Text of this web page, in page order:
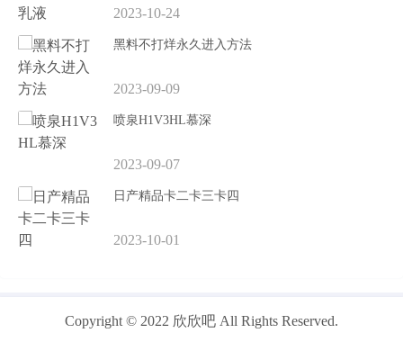
2023-10-24
黑料不打烊永久进入方法
2023-09-09
喷泉H1V3HL慕深
2023-09-07
日产精品卡二卡三卡四
2023-10-01
Copyright © 2022 欣欣吧 All Rights Reserved.